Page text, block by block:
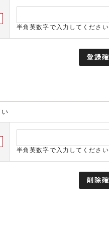
半角英数字で入力してください
半角英数字で入力してください